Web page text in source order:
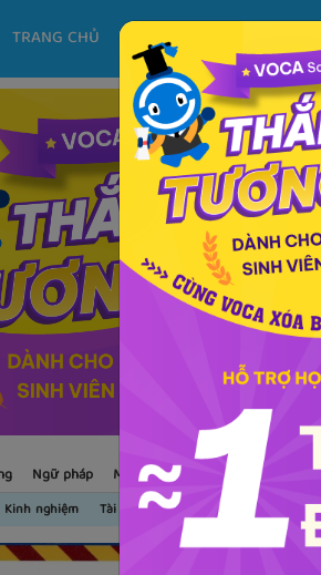
KHÓA HỌC
TRANG CHỦ
Ngữ pháp Mẫu câu Học phát âm Giao
Kinh nghiệm Tài liệu TOEIC